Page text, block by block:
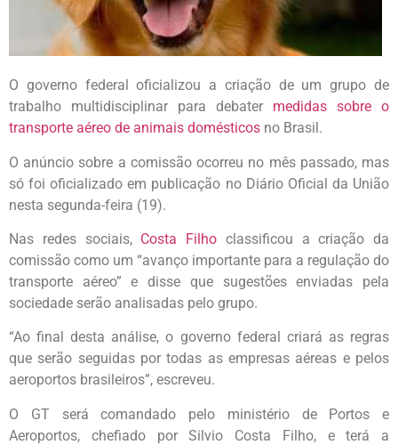
O governo federal oficializou a criação de um grupo de
trabalho multidisciplinar para debater medidas sobre o
transporte aéreo de animais domésticos no Brasil.
O anúncio sobre a comissão ocorreu no mês passado, mas
só foi oficializado em publicação no Diário Oficial da União
nesta segunda-feira (19).
Nas redes sociais, Costa Filho classificou a criação da
comissão como um “avanço importante para a regulação do
transporte aéreo” e disse que sugestões enviadas pela
sociedade serão analisadas pelo grupo.
“Ao final desta análise, o governo federal criará as regras
que serão seguidas por todas as empresas aéreas e pelos
aeroportos brasileiros”, escreveu.
O GT será comandado pelo ministério de Portos e
Aeroportos, chefiado por Silvio Costa Filho, e terá a